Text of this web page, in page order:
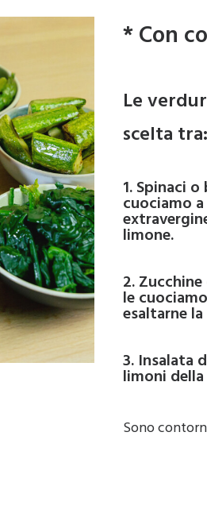
* Con
Le
scelta tra:
1. Spinaci
cuociamo
limone.
2.
le
esaltarne
3. Insalata
limoni
Sono